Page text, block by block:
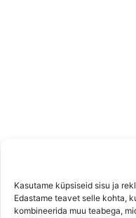
Kasutame küpsiseid sisu ja
Edastame teavet selle kohta,
kombineerida muu teabega,